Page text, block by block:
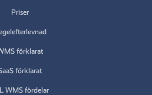
Priser
förklarat
förklarat
WMS fördelar